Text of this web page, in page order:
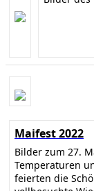
Maifest 2022
Bilder zum 27.
Temperaturen
feierten die